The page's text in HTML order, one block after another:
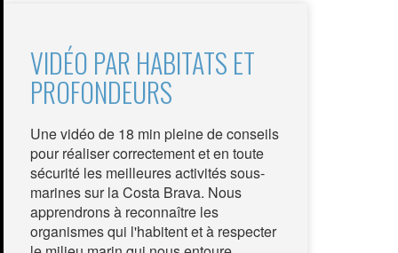
VIDÉO PAR HABITATS ET
PROFONDEURS
Une vidéo de 18 min pleine de conseils
pour réaliser correctement et en toute
sécurité les meilleures activités sous-
marines sur la Costa Brava. Nous
apprendrons à reconnaître les
organismes qui l'habitent et à respecter
le